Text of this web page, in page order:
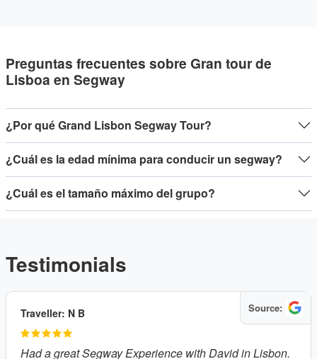
Preguntas frecuentes sobre Gran tour de
Lisboa en Segway
¿Por qué Grand Lisbon Segway Tour?
¿Cuál es la edad mínima para conducir un segway?
¿Cuál es el tamaño máximo del grupo?
Testimonials
Traveller: N B Source:
Had a great Segway Experience with David in Lisbon.